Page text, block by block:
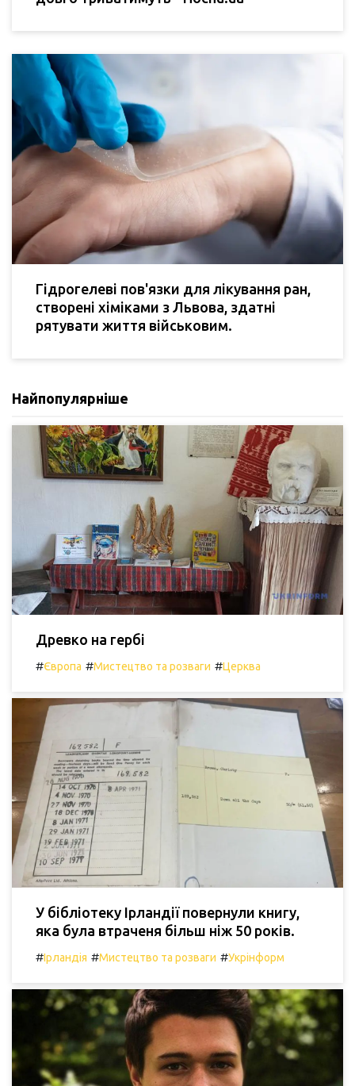
Гідрогелеві пов'язки для лікування ран,
створені хіміками з Львова, здатні
рятувати життя військовим.
Найпопулярніше
Древко на гербі
#Європа #Мистецтво та розваги #Церква
У бібліотеку Ірландії повернули книгу,
яка була втраченя більш ніж 50 років.
#Ірландія #Мистецтво та розваги #Укрінформ